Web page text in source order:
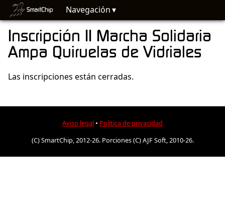
Navegación
Inscripción II Marcha Solidaria
Ampa Quiruelas de Vidriales
Las inscripciones están cerradas.
Aviso legal • Política de privacidad
(C) SmartChip, 2012-26. Porciones (C) AJF Soft, 2010-26.